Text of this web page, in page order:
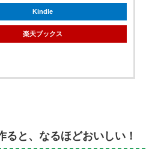
Kindle
楽天ブックス
と、なるほどおいしい！